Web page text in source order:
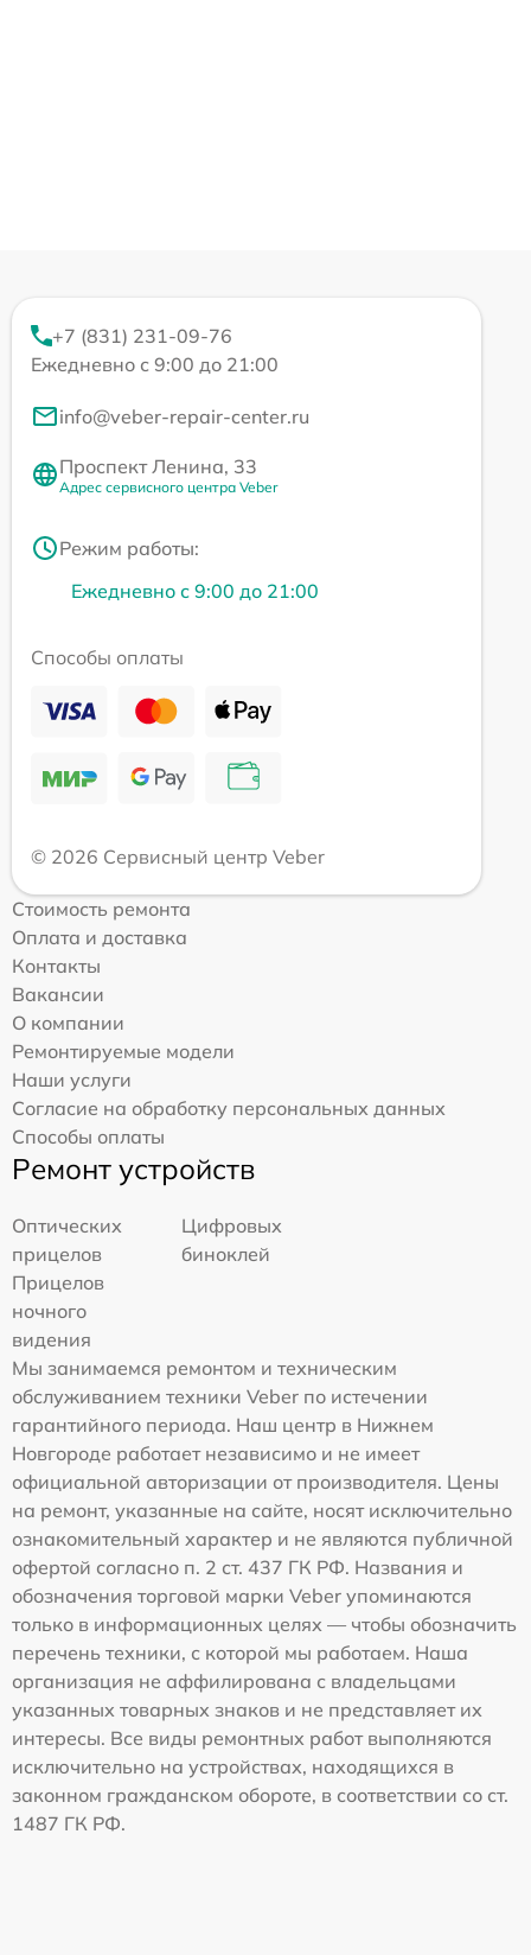
+7 (831) 231-09-76
Ежедневно с 9:00 до 21:00
info@veber-repair-center.ru
Проспект Ленина, 33
Адрес сервисного центра Veber
Режим работы:
Ежедневно с 9:00 до 21:00
Способы оплаты
© 2026 Сервисный центр Veber
Стоимость ремонта
Оплата и доставка
Контакты
Вакансии
О компании
Ремонтируемые модели
Наши услуги
Согласие на обработку персональных данных
Способы оплаты
Ремонт устройств
Оптических
прицелов
Цифровых
биноклей
Прицелов
ночного
видения
Мы занимаемся ремонтом и техническим
обслуживанием техники Veber по истечении
гарантийного периода. Наш центр в Нижнем
Новгороде работает независимо и не имеет
официальной авторизации от производителя. Цены
на ремонт, указанные на сайте, носят исключительно
ознакомительный характер и не являются публичной
офертой согласно п. 2 ст. 437 ГК РФ. Названия и
обозначения торговой марки Veber упоминаются
только в информационных целях — чтобы обозначить
перечень техники, с которой мы работаем. Наша
организация не аффилирована с владельцами
указанных товарных знаков и не представляет их
интересы. Все виды ремонтных работ выполняются
исключительно на устройствах, находящихся в
законном гражданском обороте, в соответствии со ст.
1487 ГК РФ.